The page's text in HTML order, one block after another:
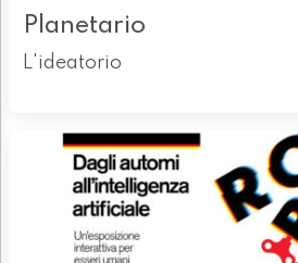
Planetario
L'ideatorio